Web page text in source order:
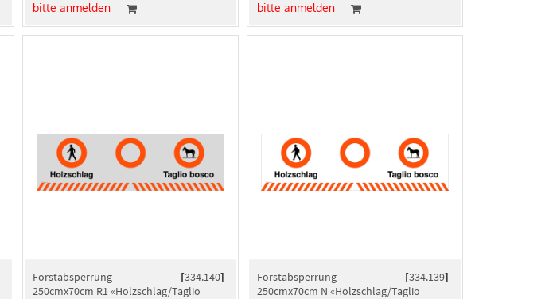
bitte anmelden bitte anmelden
[334.140]
Forstabsperrung
250cmx70cm R1 «Holzschlag/Taglio
[334.139]
Forstabsperrung
250cmx70cm N «Holzschlag/Taglio